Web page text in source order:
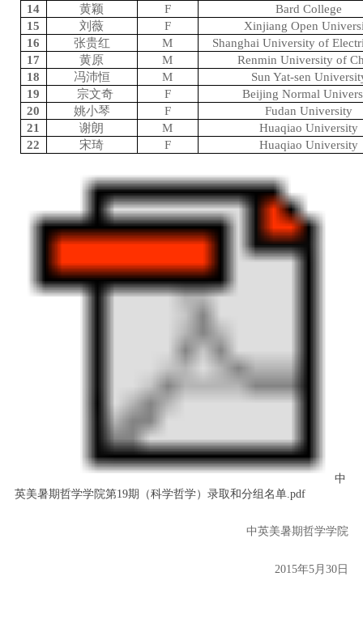
14
黄颖 F
Bard College
15
刘薇 F
Xinjiang Open
16
张贵红 M
Shanghai University of
17
黄原 M
Renmin University of
18
冯沛恒 M
Sun Yat-sen
19
宗文奇 F
Beijing Normal
20
姚小琴 F
Fudan University
21
谢朗 M
Huaqiao University
22
宋琦 F Huaqiao University
中
英美暑期哲学学院第19期（科学哲学）录取和分组名单.pdf
中英美暑期哲学学院
2015年5 月30日